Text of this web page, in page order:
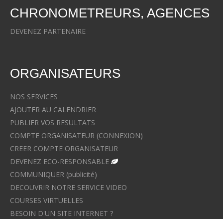
CHRONOMETREURS, AGENCES
DEVENEZ PARTENAIRE
ORGANISATEURS
NOS SERVICES
AJOUTER AU CALENDRIER
PUBLIER VOS RESULTATS
COMPTE ORGANISATEUR (CONNEXION)
CREER COMPTE ORGANISATEUR
DEVENEZ ECO-RESPONSABLE
COMMUNIQUER (publicité)
DECOUVRIR NOTRE SERVICE VIDEO
COURSES VIRTUELLES
BESOIN D'UN SITE INTERNET ?